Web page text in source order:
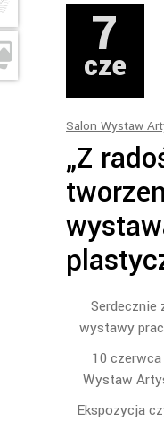
7
cze
Salon Wystaw
„Z
Serdecznie
wystawy
10
Wystaw
Ekspozycja